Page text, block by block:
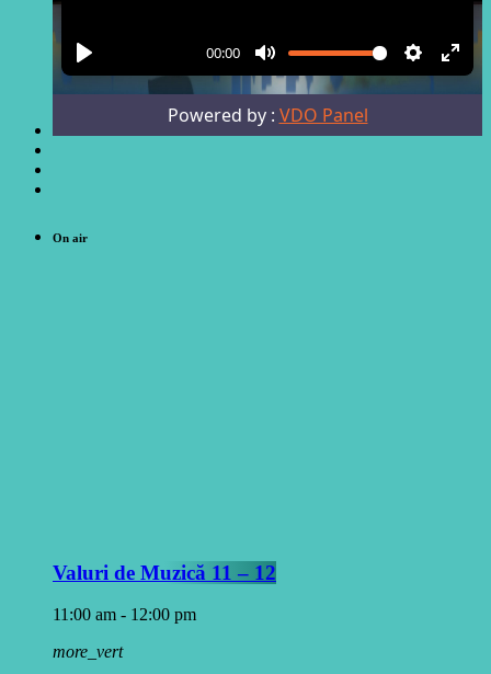
On air
Valuri de Muzică 11 – 12
11:00 am - 12:00 pm
more_vert